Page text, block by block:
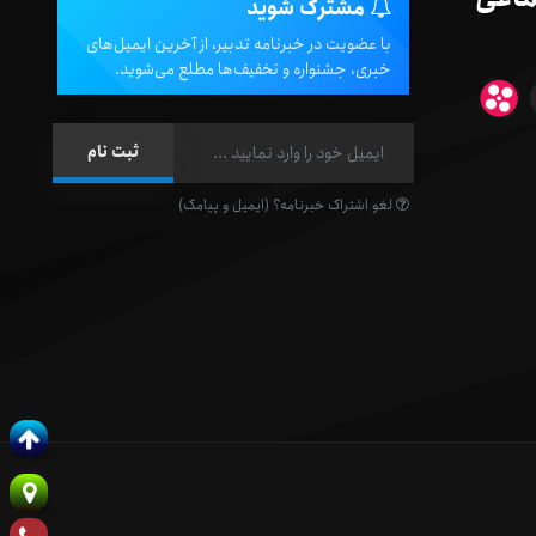
مشترک شوید
با عضویت در خبرنامه تدبیر، از آخرین ایمیل‌های
خبری، جشنواره و تخفیف‌ها مطلع می‌شوید.
لغو اشتراک خبرنامه؟ (ایمیل و پیامک)